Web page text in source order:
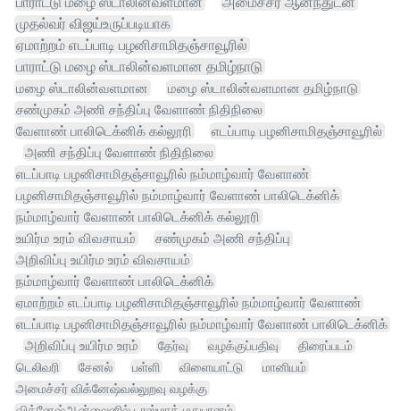
முதல்வர் விஜய்உருப்படியாக
ஏமாற்றம் எடப்பாடி பழனிசாமிதஞ்சாவூரில்
பாராட்டு மழை ஸ்டாலின்வளமான தமிழ்நாடு
மழை ஸ்டாலின்வளமான
மழை ஸ்டாலின்வளமான தமிழ்நாடு
சண்முகம் அணி சந்திப்பு வேளாண் நிதிநிலை
வேளாண் பாலிடெக்னிக் கல்லூரி
எடப்பாடி பழனிசாமிதஞ்சாவூரில்
அணி சந்திப்பு வேளாண் நிதிநிலை
எடப்பாடி பழனிசாமிதஞ்சாவூரில் நம்மாழ்வார் வேளாண்
பழனிசாமிதஞ்சாவூரில் நம்மாழ்வார் வேளாண் பாலிடெக்னிக்
நம்மாழ்வார் வேளாண் பாலிடெக்னிக் கல்லூரி
உயிர்ம உரம் விவசாயம்
சண்முகம் அணி சந்திப்பு
அறிவிப்பு உயிர்ம உரம் விவசாயம்
நம்மாழ்வார் வேளாண் பாலிடெக்னிக்
ஏமாற்றம் எடப்பாடி பழனிசாமிதஞ்சாவூரில் நம்மாழ்வார் வேளாண்
எடப்பாடி பழனிசாமிதஞ்சாவூரில் நம்மாழ்வார் வேளாண் பாலிடெக்னிக்
அறிவிப்பு உயிர்ம உரம்
தேர்வு வழக்குப்பதிவு
திரைப்படம்
டெலிவரி
சேனல் பள்ளி விளையாட்டு
மானியம்
அமைச்சர் விக்னேஷ்வல்லுறவு வழக்கு